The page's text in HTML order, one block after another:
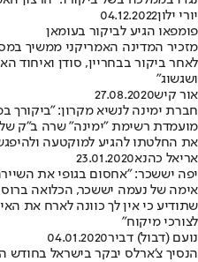
יורי ילון04.12.2022
פומפאו הגיע לביקור בעומאן
מזכיר המדינה האמריקני ממשיך
לאחר ביקור בבחריין, סודן ואיחוד
ושגשוג"
אור קיש27.08.2020
חברת ימינה לנשיא מקרון: "ביקורך
מועמדת רשימת "ימינה" שרה ב"ק
את החלטתו להגיע למוקטעה
אריאל כהנא23.01.2020
יפה יששכר: "אחסום בגופי את
אימה של נעמה יששכר, הכלואה
שתודיע כי אין לך כוונה לארח את
לצורכי מיקוח"
נועם (דבול) דביר04.01.2020
הנסיך צ'ארלס יבקר בישראל בחודש